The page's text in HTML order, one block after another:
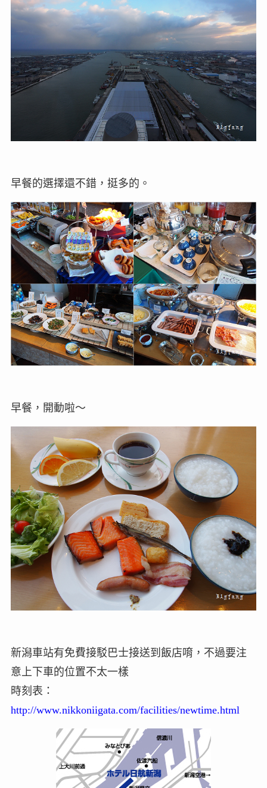
早餐的選擇還不錯，挺多的。
早餐，開動啦～
新潟車站有免費接駁巴士接送到飯店唷，不過要注
意上下車的位置不太一樣
時刻表：
http://www.nikkoniigata.com/facilities/newtime.html